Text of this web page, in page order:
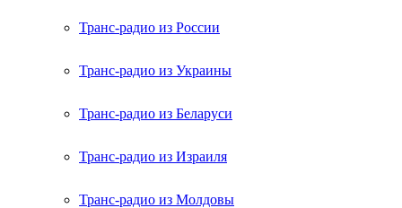
Транс-радио из России
Транс-радио из Украины
Транс-радио из Беларуси
Транс-радио из Израиля
Транс-радио из Молдовы